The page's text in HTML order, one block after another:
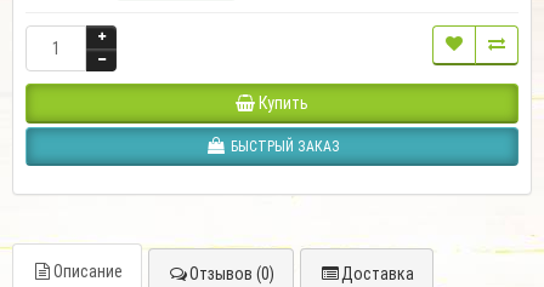
Купить
БЫСТРЫЙ ЗАКАЗ
Описание Отзывов (0) Доставка